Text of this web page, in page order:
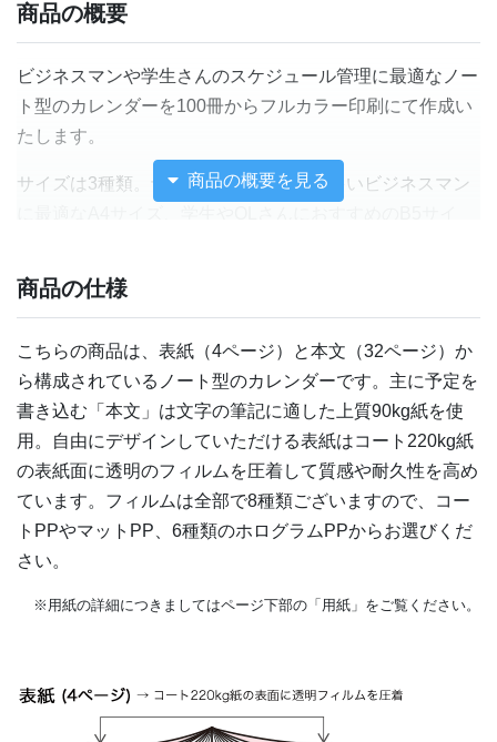
商品の概要
商品の概要を見る
ビジネスマンや学生さんのスケジュール管理に最適なノー
ト型のカレンダーを100冊からフルカラー印刷にて作成い
たします。
サイズは3種類。予定を書き込むことが多いビジネスマン
このカレンダーは表紙と本文がそれぞれ異なる用紙で作ら
れています。しっかりした厚さのコート220kg紙に透明の
PPフィルムを圧着した表紙は、傷や汚れに強く、擦れて
もインキが付着する心配がありません。
商品の仕様
こちらの商品は、表紙（4ページ）と本文（32ページ）か
ら構成されているノート型のカレンダーです。主に予定を
書き込む「本文」は文字の筆記に適した上質90kg紙を使
用。自由にデザインしていただける表紙はコート220kg紙
の表紙面に透明のフィルムを圧着して質感や耐久性を高め
ています。フィルムは全部で8種類ございますので、コー
トPPやマットPP、6種類のホログラムPPからお選びくだ
さい。
※用紙の詳細につきましてはページ下部の「用紙」をご覧ください。